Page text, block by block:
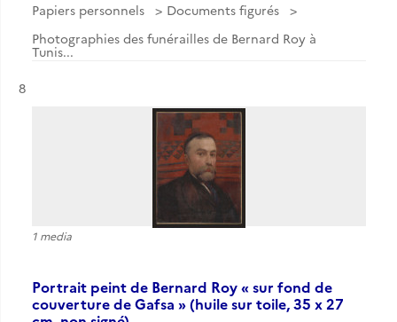
Papiers personnels
Documents figurés
Photographies des funérailles de Bernard Roy à
Tunis...
Résultat n°
8
1 media
Portrait peint de Bernard Roy « sur fond de
couverture de Gafsa » (huile sur toile, 35 x 27